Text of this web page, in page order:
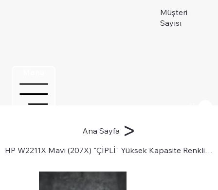
Müşteri
Sayısı
Ana Sayfa >
HP W2211X Mavi (207X) "ÇİPLİ" Yüksek Kapasite Renkli Lazer Toner Kartuşu için